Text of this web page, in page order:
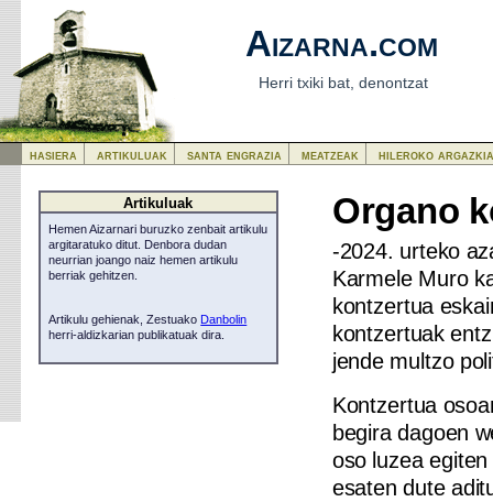
Aizarna.com
Herri txiki bat, denontzat
Organo
-2024. urteko
Karmele Muro
kontzertua
kontzertuak
jende multzo
Kontzertua
begira dagoen
oso luzea
esaten dute
Artikuluak
Hemen Aizarnari buruzko zenbait artikulu
argitaratuko ditut. Denbora dudan
neurrian joango naiz hemen artikulu
berriak gehitzen.
Artikulu gehienak, Zestuako Danbolin
herri-aldizkarian publikatuak dira.
hasiera artikuluak santa engrazia meatzeak hileroko